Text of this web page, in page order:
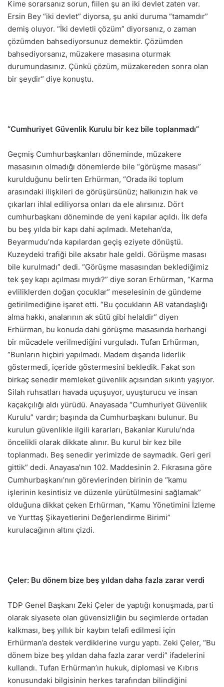
Kime sorarsanız sorun, fiilen şu an iki devlet zaten var.
Ersin Bey “iki devlet” diyorsa, şu anki duruma “tamamdır”
demiş oluyor. “İki devletli çözüm” diyorsanız, o zaman
çözümden bahsediyorsunuz demektir. Çözümden
bahsediyorsanız, müzakere masasına oturmak
durumundasınız. Çünkü çözüm, müzakereden sonra olan
bir şeydir” diye konuştu.
“Cumhuriyet Güvenlik Kurulu bir kez bile toplanmadı”
Geçmiş Cumhurbaşkanları döneminde, müzakere
masasının olmadığı dönemlerde bile “görüşme masası”
kurulduğunu belirten Erhürman, “Orada iki toplum
arasındaki ilişkileri de görüşürsünüz; halkınızın hak ve
çıkarları ihlal ediliyorsa onları da ele alırsınız. Dört
cumhurbaşkanı döneminde de yeni kapılar açıldı. İlk defa
bu beş yılda bir kapı dahi açılmadı. Metehan’da,
Beyarmudu’nda kapılardan geçiş eziyete dönüştü.
Kuzeydeki trafiği bile aksatır hale geldi. Görüşme masası
bile kurulmadı” dedi. “Görüşme masasından beklediğimiz
tek şey kapı açılması mıydı?” diye soran Erhürman, “Karma
evliliklerden doğan çocuklar” meselesinin de gündeme
getirilmediğine işaret etti. “Bu çocukların AB vatandaşlığı
alma hakkı, analarının ak sütü gibi helaldir” diyen
Erhürman, bu konuda dahi görüşme masasında herhangi
bir mücadele verilmediğini vurguladı. Tufan Erhürman,
“Bunların hiçbiri yapılmadı. Madem dışarıda liderlik
göstermedi, içeride göstermesini bekledik. Fakat son
birkaç senedir memleket güvenlik açısından sıkıntı yaşıyor.
Silah ruhsatları havada uçuşuyor, uyuşturucu ve insan
kaçakçılığı aldı yürüdü. Anayasada “Cumhuriyet Güvenlik
Kurulu” vardır; başında da Cumhurbaşkanı bulunur. Bu
kurulun güvenlikle ilgili kararları, Bakanlar Kurulu’nda
öncelikli olarak dikkate alınır. Bu kurul bir kez bile
toplanmadı. Beş senedir yerimizde de saymadık. Geri geri
gittik” dedi. Anayasa’nın 102. Maddesinin 2. Fıkrasına göre
Cumhurbaşkanı’nın görevlerinden birinin de “kamu
işlerinin kesintisiz ve düzenle yürütülmesini sağlamak”
olduğuna dikkat çeken Erhürman, “Kamu Yönetimini İzleme
ve Yurttaş Şikayetlerini Değerlendirme Birimi”
kurulacağının altını çizdi.
Çeler: Bu dönem bize beş yıldan daha fazla zarar verdi
TDP Genel Başkanı Zeki Çeler de yaptığı konuşmada, parti
olarak siyasete olan güvensizliğin bu seçimlerde ortadan
kalkması, beş yıllık bir kaybın telafi edilmesi için
Erhürman’a destek verdiklerine vurgu yaptı. Zeki Çeler, “Bu
dönem bize beş yıldan daha fazla zarar verdi” ifadelerini
kullandı. Tufan Erhürman’ın hukuk, diplomasi ve Kıbrıs
konusundaki bilgisinin herkes tarafından bilindiğini